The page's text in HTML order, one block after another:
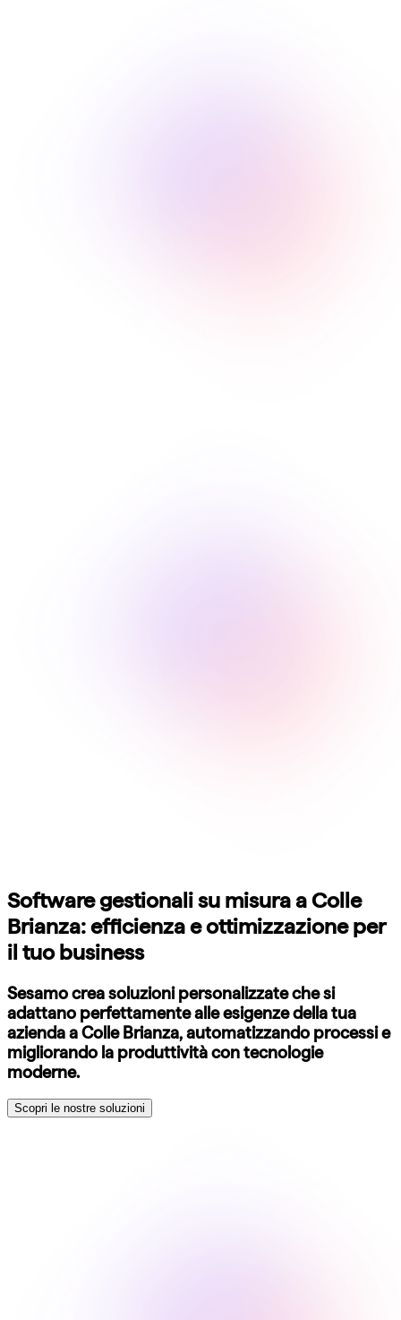
Software gestionali su misura a Colle
Brianza: efficienza e ottimizzazione per
il tuo business
Sesamo crea soluzioni personalizzate che si
adattano perfettamente alle esigenze della tua
azienda a Colle Brianza, automatizzando processi e
migliorando la produttività con tecnologie
moderne.
Scopri le nostre soluzioni